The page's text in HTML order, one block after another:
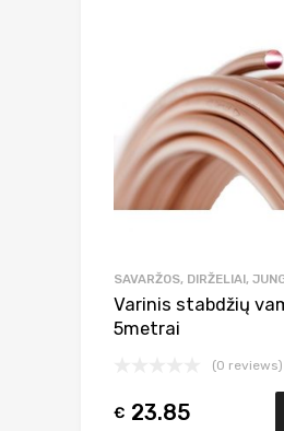
SAVARŽOS, DIRŽELIAI,
Varinis stabdžių
5metrai
(0 reviews)
€ 23.85